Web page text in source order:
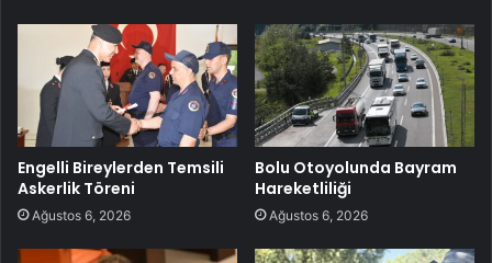
Engelli Bireylerden Temsili
Askerlik Töreni
Ağustos 6, 2026
Bolu Otoyolunda Bayram
Hareketliliği
Ağustos 6, 2026